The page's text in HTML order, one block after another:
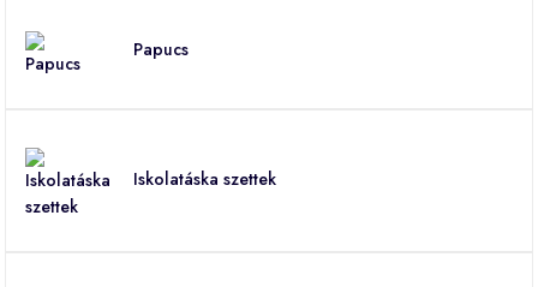
Papucs
Iskolatáska szettek